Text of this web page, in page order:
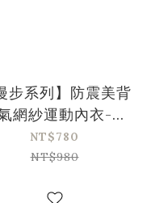
步系列】防震美背
網紗運動內衣-醬
(30/65-38/85、
A-D)
NT$780
NT$980